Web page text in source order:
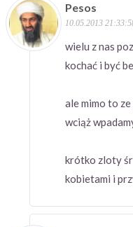
Pesos
10.05.2013
wielu z nas
kochać i być
ale mimo to
wciąż
krótko zloty
kobietami i